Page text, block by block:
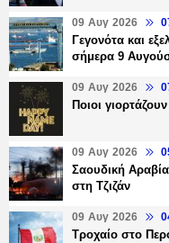
09 Αυγ 2026
Γεγονότα και
σήμερα 9
09 Αυγ 2026
Ποιοι
09 Αυγ 2026
Σαουδική
στη Τζιζάν
09 Αυγ 2026
Τροχαίο στο